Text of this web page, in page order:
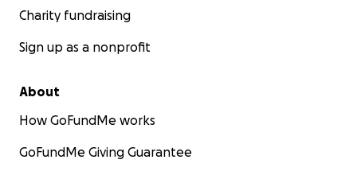
Charity fundraising
Sign up as a nonprofit
About
How GoFundMe works
GoFundMe Giving Guarantee